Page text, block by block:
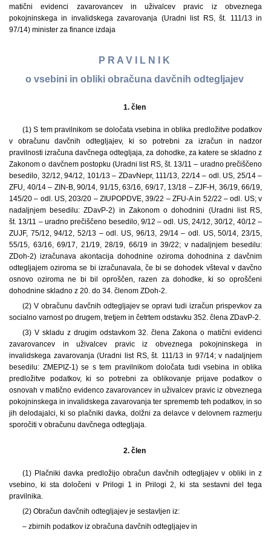
matični evidenci zavarovancev in uživalcev pravic iz obveznega
pokojninskega in invalidskega zavarovanja (Uradni list RS, št. 111/13 in
97/14) minister za finance izdaja
P R A V I L N I K
o vsebini in obliki obračuna davčnih odtegljajev
1. člen
(1) S tem pravilnikom se določata vsebina in oblika predložitve podatkov
v obračunu davčnih odtegljajev, ki so potrebni za izračun in nadzor
pravilnosti izračuna davčnega odtegljaja, za dohodke, za katere se skladno z
Zakonom o davčnem postopku (Uradni list RS, št. 13/11 – uradno prečiščeno
besedilo, 32/12, 94/12, 101/13 – ZDavNepr, 111/13, 22/14 – odl. US, 25/14 –
ZFU, 40/14 – ZIN-B, 90/14, 91/15, 63/16, 69/17, 13/18 – ZJF-H, 36/19, 66/19,
145/20 – odl. US, 203/20 – ZIUPOPDVE, 39/22 – ZFU-A in 52/22 – odl. US; v
nadaljnjem besedilu: ZDavP-2) in Zakonom o dohodnini (Uradni list RS,
št. 13/11 – uradno prečiščeno besedilo, 9/12 – odl. US, 24/12, 30/12, 40/12 –
ZUJF, 75/12, 94/12, 52/13 – odl. US, 96/13, 29/14 – odl. US, 50/14, 23/15,
55/15, 63/16, 69/17, 21/19, 28/19, 66/19 in 39/22; v nadaljnjem besedilu:
ZDoh-2) izračunava akontacija dohodnine oziroma dohodnina z davčnim
odtegljajem oziroma se bi izračunavala, če bi se dohodek všteval v davčno
osnovo oziroma ne bi bil oproščen, razen za dohodke, ki so oproščeni
dohodnine skladno z 20. do 34. členom ZDoh-2.
(2) V obračunu davčnih odtegljajev se opravi tudi izračun prispevkov za
socialno varnost po drugem, tretjem in četrtem odstavku 352. člena ZDavP-2.
(3) V skladu z drugim odstavkom 32. člena Zakona o matični evidenci
zavarovancev in uživalcev pravic iz obveznega pokojninskega in
invalidskega zavarovanja (Uradni list RS, št. 111/13 in 97/14; v nadaljnjem
besedilu: ZMEPIZ-1) se s tem pravilnikom določata tudi vsebina in oblika
predložitve podatkov, ki so potrebni za oblikovanje prijave podatkov o
osnovah v matično evidenco zavarovancev in uživalcev pravic iz obveznega
pokojninskega in invalidskega zavarovanja ter sprememb teh podatkov, in so
jih delodajalci, ki so plačniki davka, dolžni za delavce v delovnem razmerju
sporočiti v obračunu davčnega odtegljaja.
2. člen
(1) Plačniki davka predložijo obračun davčnih odtegljajev v obliki in z
vsebino, ki sta določeni v Prilogi 1 in Prilogi 2, ki sta sestavni del tega
pravilnika.
(2) Obračun davčnih odtegljajev je sestavljen iz:
– zbirnih podatkov iz obračuna davčnih odtegljajev in